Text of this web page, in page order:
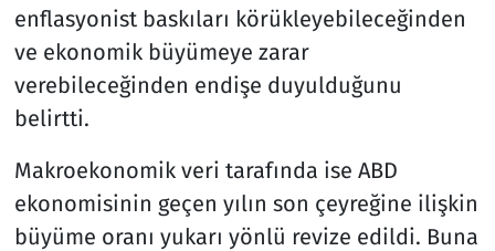
enflasyonist baskıları körükleyebileceğinden
ve ekonomik büyümeye zarar
verebileceğinden endişe duyulduğunu
belirtti.
Makroekonomik veri tarafında ise ABD
ekonomisinin geçen yılın son çeyreğine ilişkin
büyüme oranı yukarı yönlü revize edildi. Buna